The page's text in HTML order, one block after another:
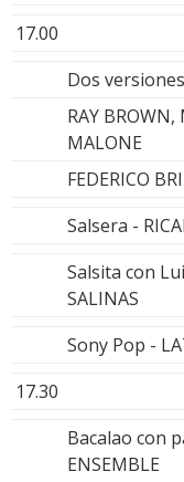
17.00
Dos
RAY BROWN,
MALONE
FEDERICO
Salsera -
Salsita con
SALINAS
Sony Pop -
17.30
Bacalao con
ENSEMBLE